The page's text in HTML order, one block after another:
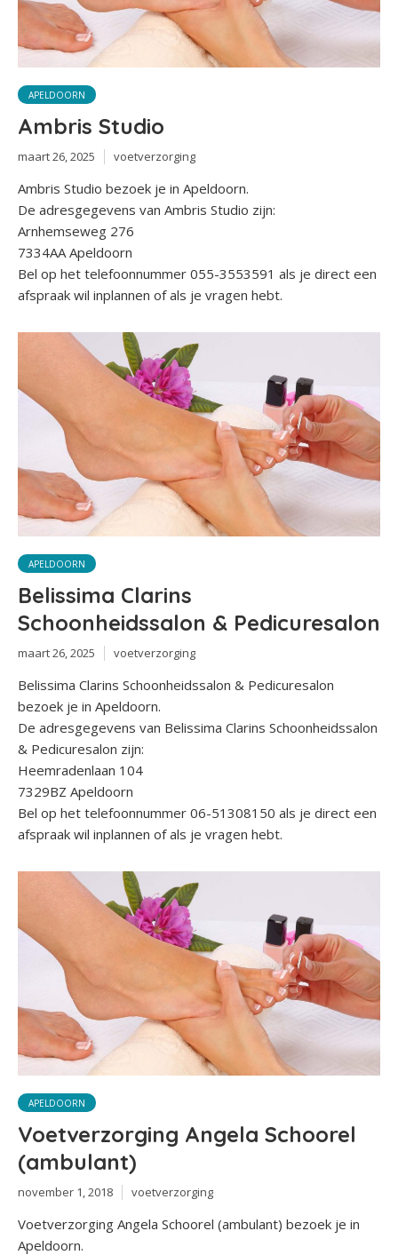
APELDOORN
Ambris Studio
maart 26, 2025 voetverzorging
Ambris Studio bezoek je in Apeldoorn.
De adresgegevens van Ambris Studio zijn:
Arnhemseweg 276
7334AA Apeldoorn
Bel op het telefoonnummer 055-3553591 als je direct een
afspraak wil inplannen of als je vragen hebt.
APELDOORN
Belissima Clarins
Schoonheidssalon & Pedicuresalon
maart 26, 2025 voetverzorging
Belissima Clarins Schoonheidssalon & Pedicuresalon
bezoek je in Apeldoorn.
De adresgegevens van Belissima Clarins Schoonheidssalon
& Pedicuresalon zijn:
Heemradenlaan 104
7329BZ Apeldoorn
Bel op het telefoonnummer 06-51308150 als je direct een
afspraak wil inplannen of als je vragen hebt.
APELDOORN
Voetverzorging Angela Schoorel
(ambulant)
november 1, 2018 voetverzorging
Voetverzorging Angela Schoorel (ambulant) bezoek je in
Apeldoorn.